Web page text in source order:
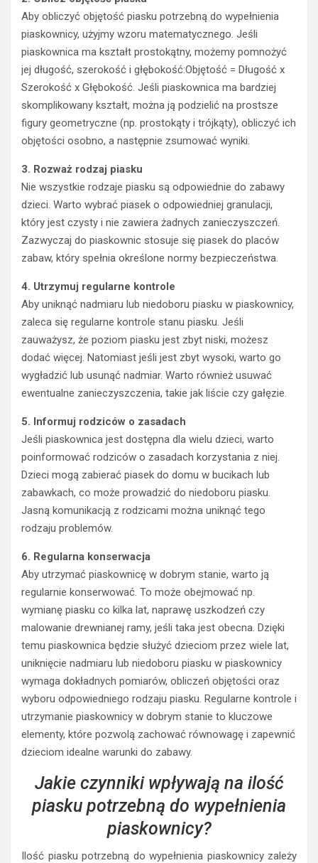
Aby obliczyć objętość piasku potrzebną do wypełnienia
piaskownicy, użyjmy wzoru matematycznego. Jeśli
piaskownica ma kształt prostokątny, możemy pomnożyć
jej długość, szerokość i głębokość:Objętość = Długość x
Szerokość x Głębokość. Jeśli piaskownica ma bardziej
skomplikowany kształt, można ją podzielić na prostsze
figury geometryczne (np. prostokąty i trójkąty), obliczyć ich
objętości osobno, a następnie zsumować wyniki.
3. Rozważ rodzaj piasku
Nie wszystkie rodzaje piasku są odpowiednie do zabawy
dzieci. Warto wybrać piasek o odpowiedniej granulacji,
który jest czysty i nie zawiera żadnych zanieczyszczeń.
Zazwyczaj do piaskownic stosuje się piasek do placów
zabaw, który spełnia określone normy bezpieczeństwa.
4. Utrzymuj regularne kontrole
Aby uniknąć nadmiaru lub niedoboru piasku w piaskownicy,
zaleca się regularne kontrole stanu piasku. Jeśli
zauważysz, że poziom piasku jest zbyt niski, możesz
dodać więcej. Natomiast jeśli jest zbyt wysoki, warto go
wygładzić lub usunąć nadmiar. Warto również usuwać
ewentualne zanieczyszczenia, takie jak liście czy gałęzie.
5. Informuj rodziców o zasadach
Jeśli piaskownica jest dostępna dla wielu dzieci, warto
poinformować rodziców o zasadach korzystania z niej.
Dzieci mogą zabierać piasek do domu w bucikach lub
zabawkach, co może prowadzić do niedoboru piasku.
Jasną komunikacją z rodzicami można uniknąć tego
rodzaju problemów.
6. Regularna konserwacja
Aby utrzymać piaskownicę w dobrym stanie, warto ją
regularnie konserwować. To może obejmować np.
wymianę piasku co kilka lat, naprawę uszkodzeń czy
malowanie drewnianej ramy, jeśli taka jest obecna. Dzięki
temu piaskownica będzie służyć dzieciom przez wiele lat,
uniknięcie nadmiaru lub niedoboru piasku w piaskownicy
wymaga dokładnych pomiarów, obliczeń objętości oraz
wyboru odpowiedniego rodzaju piasku. Regularne kontrole i
utrzymanie piaskownicy w dobrym stanie to kluczowe
elementy, które pozwolą zachować równowagę i zapewnić
dzieciom idealne warunki do zabawy.
Jakie czynniki wpływają na ilość
piasku potrzebną do wypełnienia
piaskownicy?
Ilość piasku potrzebną do wypełnienia piaskownicy zależy